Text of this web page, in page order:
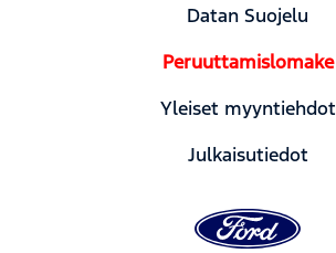
Datan Suojelu
Peruuttamislomake
Yleiset myyntiehdot
Julkaisutiedot